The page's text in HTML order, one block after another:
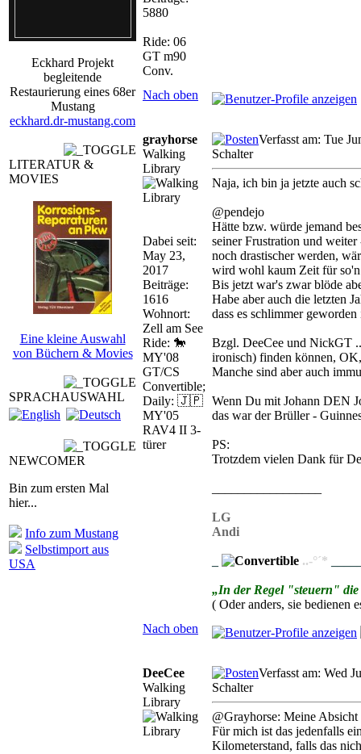
Eckhard Projekt
begleitende
Restaurierung eines 68er
Mustang
eckhard.dr-mustang.com
LITERATUR &
MOVIES
Eine kleine Auswahl
von Büchern & Movies
SPRACHAUSWAHL
NEWCOMER
Bin zum ersten Mal
hier...
Info zum Mustang
Selbstimport aus
USA
5880
Ride: 06
GT m90
Conv.
Nach oben
grayhorse
Walking
Library
Dabei seit:
May 23,
2017
Beiträge:
1616
Wohnort:
Zell am See
Ride: 🐎
MY'08
GT/CS
Convertible;
Daily: 🇯🇵
MY'05
RAV4 II 3-
türer
Verfasst am: Tue
Schalter
Naja, ich bin ja jetzte auch
@pendejo
Hätte bzw. würde jemand
seiner Frustration und
noch drastischer werden,
wird wohl kaum Zeit für
Bis jetzt war's zwar blöde
Habe aber auch die letzten
dass es schlimmer geworden
Bzgl. DeeCee und NickGT
ironisch) finden können,
Manche sind aber auch
Wenn Du mit Johann DEN
das war der Brüller -
PS:
Trotzdem vielen Dank für
LG
Andi
..-°´*
„In der Regel "steuern"
( Oder anders, sie bedienen
Nach oben
DeeCee
Walking
Library
Verfasst am: Wed
Schalter
@Grayhorse: Meine
Für mich ist das jedenfalls
Kilometerstand, falls das